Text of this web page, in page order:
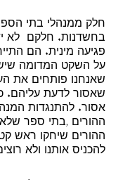
חלק ממנהלי בתי
בחשדנות. חלקם לא
פגיעה מינית. הם
על השקט המדומה
שאנחנו פותחים את
שאסור לדעת עליהם.
אסור. להתנגדות
ההורים ,בתי ספר
ההורים שיחקו ראש
להכניס אותנו ולא